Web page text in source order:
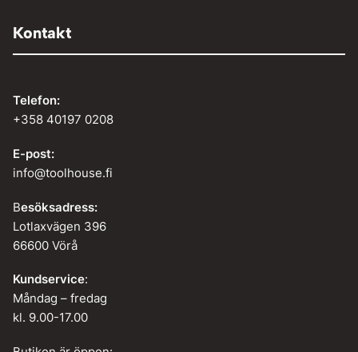
Kontakt
Telefon:
+358 40197 0208
E-post:
info@toolhouse.fi
Besöksadress:
Lotlaxvägen 396
66600 Vörå
Kundservice:
Måndag – fredag
kl. 9.00-17.00